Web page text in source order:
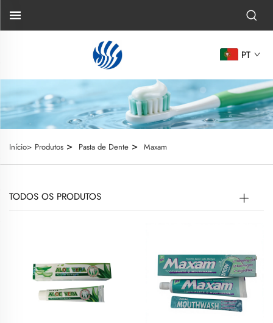
PT
Início> Produtos > Pasta de Dente > Maxam
TODOS OS PRODUTOS